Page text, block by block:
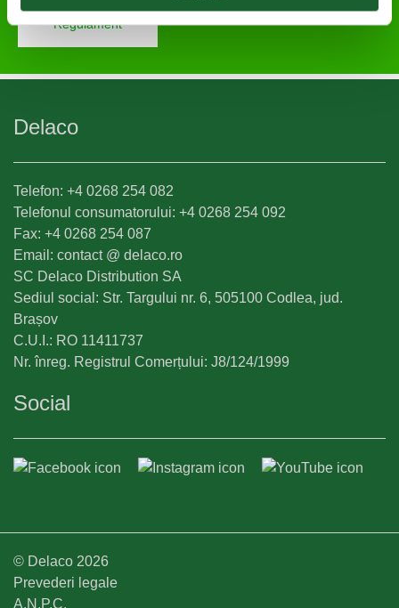
Regulament
Delaco
Telefon: +4 0268 254 082
Telefonul consumatorului: +4 0268 254 092
Fax: +4 0268 254 087
Email: contact @ delaco.ro
SC Delaco Distribution SA
Sediul social: Str. Targului nr. 6, 505100 Codlea, jud.
Brașov
C.U.I.: RO 11411737
Nr. înreg. Registrul Comerțului: J8/124/1999
Social
© Delaco 2026
Prevederi legale
A.N.P.C.